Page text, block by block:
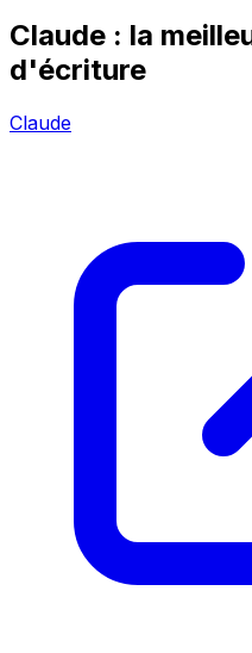
Claude : la
d'écriture
Claude